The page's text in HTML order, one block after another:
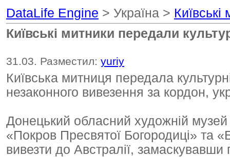
DataLife Engine > Україна >
Київські митники передали
31.03. Разместил: yuriy
Київська митниця передала
незаконного вивезення за кордон,
Донецький обласний художній музей
«Покров Пресвятої Богородиці» та
вивезти до Австралії, замаскувавши